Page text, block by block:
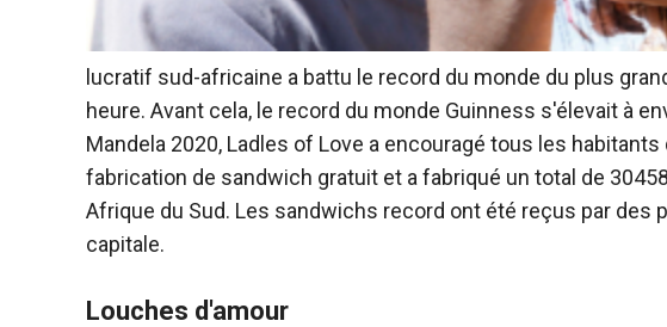
lucratif sud-africaine a battu le record du monde du plus
heure. Avant cela, le record du monde Guinness s'élevait à
Mandela 2020, Ladles of Love a encouragé tous les
fabrication de sandwich gratuit et a fabriqué un total de
Afrique du Sud. Les sandwichs record ont été reçus par des
capitale.
Louches d'amour